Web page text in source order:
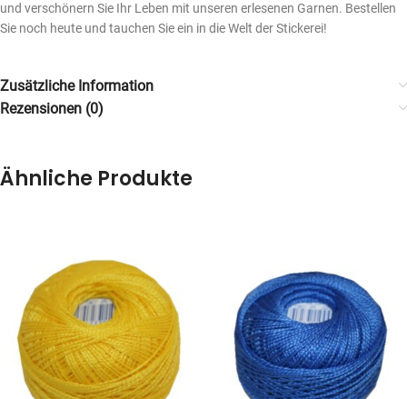
und verschönern Sie Ihr Leben mit unseren erlesenen Garnen. Bestellen
Sie noch heute und tauchen Sie ein in die Welt der Stickerei!
Zusätzliche Information
Rezensionen (0)
Ähnliche Produkte